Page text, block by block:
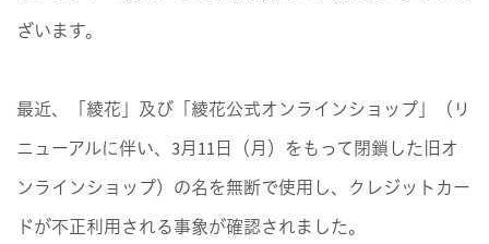
ざいます。
最近、「綾花」及び「綾花公式オンラインショップ」（リ
ニューアルに伴い、3月11日（月）をもって閉鎖した旧オ
ンラインショップ）の名を無断で使用し、クレジットカー
ドが不正利用される事象が確認されました。